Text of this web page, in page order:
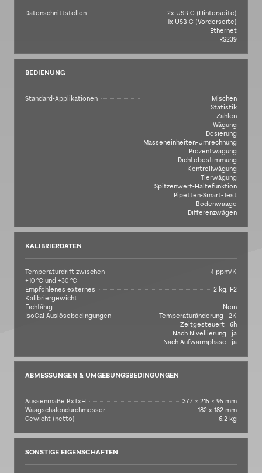
Datenschnittstellen
2x USB C (Hinterseite)
1x USB C (Vorderseite)
Ethernet
RS239
BEDIENUNG
Standard-Applikationen
Mischen
Statistik
Zählen
Wägung
Dosierung
Masseneinheiten-Umrechnung
Prozentwägung
Dichtebestimmung
Kontrollwägung
Tierwägung
Spitzenwert-Haltefunktion
Pipetten-Smart-Test
Bodenwaage
Differenzwägen
KALIBRIERDATEN
Temperaturdrift zwischen
+10 °C und +30 °C
4 ppm/K
Empfohlenes externes
Kalibriergewicht
2 kg, F2
Eichfähig
Nein
IsoCal Auslösebedingungen
Temperaturänderung | 2K
Zeitgesteuert | 6h
Nach Nivellierung | ja
Nach Aufwärmphase | ja
ABMESSUNGEN & UMGEBUNGSBEDINGUNGEN
Aussenmaße BxTxH
377 × 215 × 95 mm
Waagschalendurchmesser
182 x 182 mm
Gewicht (netto)
6,2 kg
SONSTIGE EIGENSCHAFTEN